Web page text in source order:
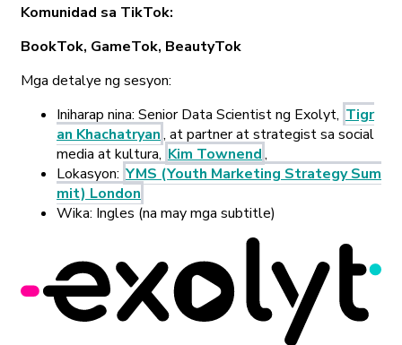
Komunidad sa TikTok:
BookTok, GameTok, BeautyTok
Mga detalye ng sesyon:
Iniharap nina: Senior Data Scientist ng Exolyt, Tigr
an Khachatryan, at partner at strategist sa social
media at kultura, Kim Townend,
Lokasyon: YMS (Youth Marketing Strategy Sum
mit) London
Wika: Ingles (na may mga subtitle)